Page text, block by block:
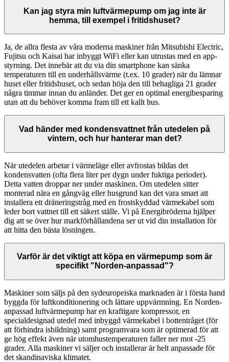
Kan jag styra min luftvärmepump om jag inte är
hemma, till exempel i fritidshuset?
Ja, de allra flesta av våra moderna maskiner från Mitsubishi Electric,
Fujitsu och Kaisai har inbyggt WiFi eller kan utrustas med en app-
styrning. Det innebär att du via din smartphone kan sänka
temperaturen till en underhållsvärme (t.ex. 10 grader) när du lämnar
huset eller fritidshuset, och sedan höja den till behagliga 21 grader
några timmar innan du anländer. Det ger en optimal energibesparing
utan att du behöver komma fram till ett kallt hus.
Vad händer med kondensvattnet från utedelen på
vintern, och hur hanterar man det?
När utedelen arbetar i värmeläge eller avfrostas bildas det
kondensvatten (ofta flera liter per dygn under fuktiga perioder).
Detta vatten droppar ner under maskinen. Om utedelen sitter
monterad nära en gångväg eller husgrund kan det vara smart att
installera ett dräneringstråg med en frostskyddad värmekabel som
leder bort vattnet till ett säkert ställe. Vi på Energibröderna hjälper
dig att se över hur markförhållandena ser ut vid din installation för
att hitta den bästa lösningen.
Varför är det viktigt att köpa en värmepump som är
specifikt "Norden-anpassad"?
Maskiner som säljs på den sydeuropeiska marknaden är i första hand
byggda för luftkonditionering och lättare uppvärmning. En Norden-
anpassad luftvärmepump har en kraftigare kompressor, en
specialdesignad utedel med inbyggd värmekabel i bottentråget (för
att förhindra isbildning) samt programvara som är optimerad för att
ge hög effekt även när utomhustemperaturen faller ner mot -25
grader. Alla maskiner vi säljer och installerar är helt anpassade för
det skandinaviska klimatet.